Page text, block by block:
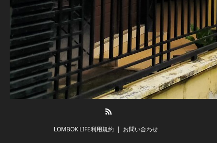
LOMBOK LIFE利用規約 お問い合わせ